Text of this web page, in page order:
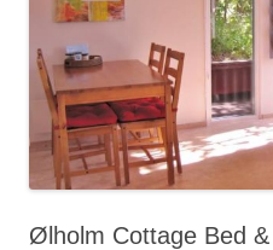
Ølholm Cottage Bed